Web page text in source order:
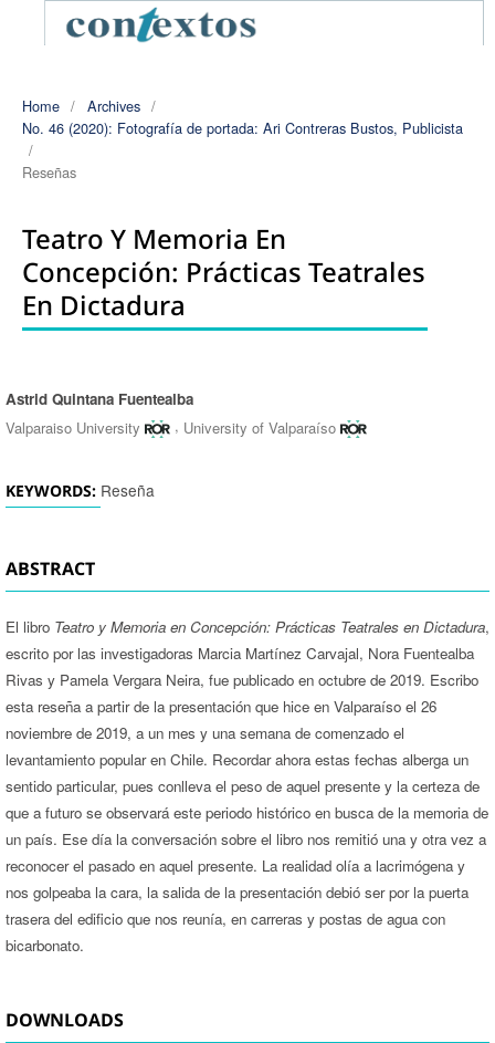
Home / Archives /
No. 46 (2020): Fotografía de portada: Ari Contreras Bustos, Publicista
/
Reseñas
Teatro Y Memoria En
Concepción: Prácticas Teatrales
En Dictadura
Authors
Astrid Quintana Fuentealba
Valparaiso University
, University of Valparaíso
KEYWORDS: Reseña
ABSTRACT
El libro Teatro y Memoria en Concepción: Prácticas Teatrales en Dictadura,
escrito por las investigadoras Marcia Martínez Carvajal, Nora Fuentealba
Rivas y Pamela Vergara Neira, fue publicado en octubre de 2019. Escribo
esta reseña a partir de la presentación que hice en Valparaíso el 26
noviembre de 2019, a un mes y una semana de comenzado el
levantamiento popular en Chile. Recordar ahora estas fechas alberga un
sentido particular, pues conlleva el peso de aquel presente y la certeza de
que a futuro se observará este periodo histórico en busca de la memoria de
un país. Ese día la conversación sobre el libro nos remitió una y otra vez a
reconocer el pasado en aquel presente. La realidad olía a lacrimógena y
nos golpeaba la cara, la salida de la presentación debió ser por la puerta
trasera del edificio que nos reunía, en carreras y postas de agua con
bicarbonato.
DOWNLOADS